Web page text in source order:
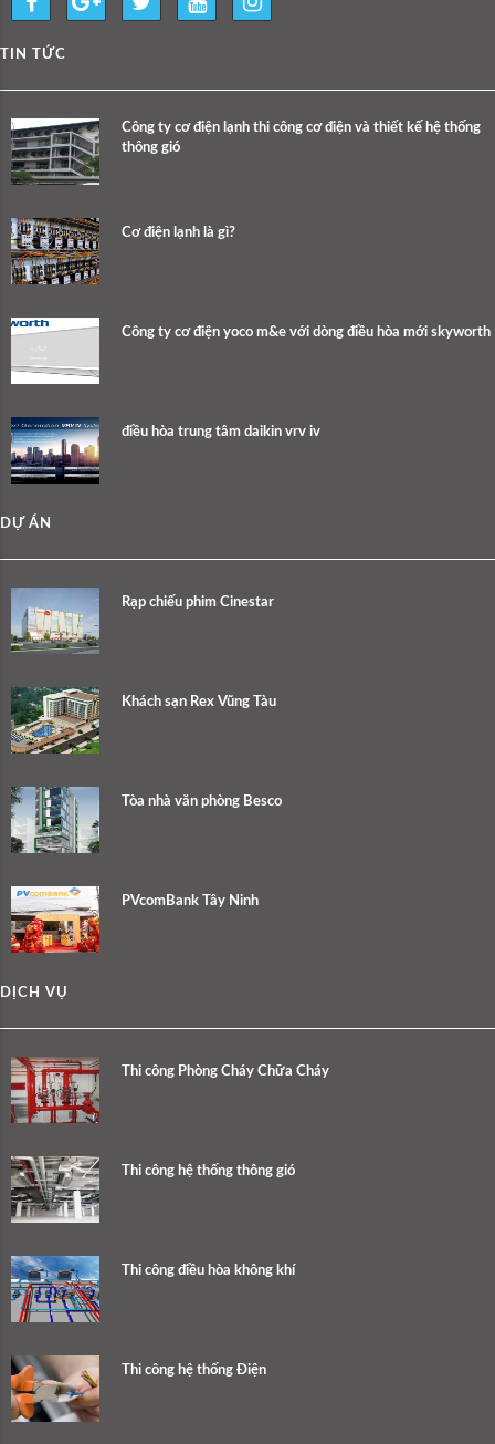
TIN TỨC
Công ty cơ điện lạnh thi công cơ điện và thiết kế hệ thống
thông gió
Cơ điện lạnh là gì?
Công ty cơ điện yoco m&e với dòng điều hòa mới skyworth
điều hòa trung tâm daikin vrv iv
DỰ ÁN
Rạp chiếu phim Cinestar
Khách sạn Rex Vũng Tàu
Tòa nhà văn phòng Besco
PVcomBank Tây Ninh
DỊCH VỤ
Thi công Phòng Cháy Chữa Cháy
Thi công hệ thống thông gió
Thi công điều hòa không khí
Thi công hệ thống Điện